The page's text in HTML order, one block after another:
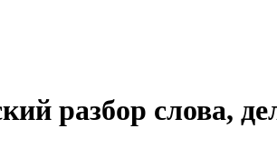
разбор слова,